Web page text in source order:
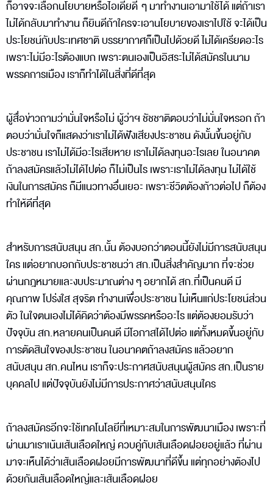
ก็อาจจะเลือกนโยบายหรือไอเดียดี ๆ มาทำงานเอามาใช้ได้ แต่ถ้าเรา
ไม่ได้กลับมาทำงาน ก็ยินดีถ้าใครจะเอานโยบายของเราไปใช้ จะได้เป็น
ประโยชน์กับประเทศชาติ บรรยากาศก็เป็นไปด้วยดี ไม่ได้เครียดอะไร
เพราะไม่มีอะไรต้องแบก เพราะตนเองเป็นอิสระไม่ได้สมัครในนาม
พรรคการเมือง เราก็ทำได้ในสิ่งที่ดีที่สุด
ผู้สื่อข่าวถามว่ามั่นใจหรือไม่ ผู้ว่าฯ ชัชชาติตอบว่าไม่มั่นใจหรอก ถ้า
ตอบว่ามั่นใจก็แสดงว่าเราไม่ได้ฟังเสียงประชาชน ดังนั้นขึ้นอยู่กับ
ประชาชน เราไม่ได้มีอะไรเสียหาย เราไม่ได้ลงทุนอะไรเลย ในอนาคต
ถ้าลงสมัครแล้วไม่ได้ไปต่อ ก็ไม่เป็นไร เพราะเราไม่ได้ลงทุน ไม่ได้ใช้
เงินในการสมัคร ก็มีแนวทางอื่นเยอะ เพราะชีวิตต้องก้าวต่อไป ก็ต้อง
ทำให้ดีที่สุด
สำหรับการสนับสนุน สก.นั้น ต้องบอกว่าตอนนี้ยังไม่มีการสนับสนุน
ใคร แต่อยากบอกกับประชาชนว่า สก.เป็นสิ่งสำคัญมาก ที่จะช่วย
ผ่านกฎหมายและงบประมาณต่าง ๆ อยากได้ สก.ที่เป็นคนดี มี
คุณภาพ โปร่งใส สุจริต ทำงานเพื่อประชาชน ไม่เห็นแก่ประโยชน์ส่วน
ตัว ในใจตนเองไม่ได้คิดว่าต้องมีพรรคหรืออะไร แต่ต้องยอมรับว่า
ปัจจุบัน สก.หลายคนเป็นคนดี มีโอกาสได้ไปต่อ แต่ทั้งหมดขึ้นอยู่กับ
การตัดสินใจของประชาชน ในอนาคตถ้าลงสมัคร แล้วอยาก
สนับสนุน สก.คนไหน เราก็จะประกาศสนับสนุนผู้สมัคร สก.เป็นราย
บุคคลไป แต่ปัจจุบันยังไม่มีการประกาศว่าสนับสนุนใคร
ถ้าลงสมัครอีกจะใช้เทคโนโลยีที่เหมาะสมในการพัฒนาเมือง เพราะที่
ผ่านมาเราเน้นเส้นเลือดใหญ่ ควบคู่กับเส้นเลือดฝอยอยู่แล้ว ที่ผ่าน
มาจะเห็นได้ว่าเส้นเลือดฝอยมีการพัฒนาที่ดีขึ้น แต่ทุกอย่างต้องไป
ด้วยกันเส้นเลือดใหญ่และเส้นเลือดฝอย